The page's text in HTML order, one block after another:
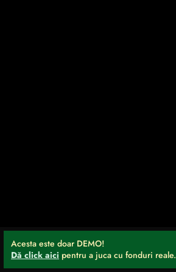
Acesta este doar DEMO!
Dă click aici pentru a juca cu fonduri reale.